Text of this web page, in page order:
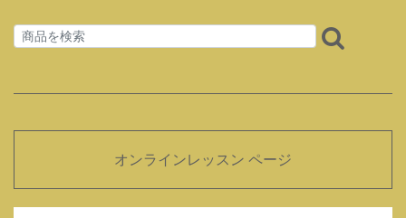
オンラインレッスン ページ